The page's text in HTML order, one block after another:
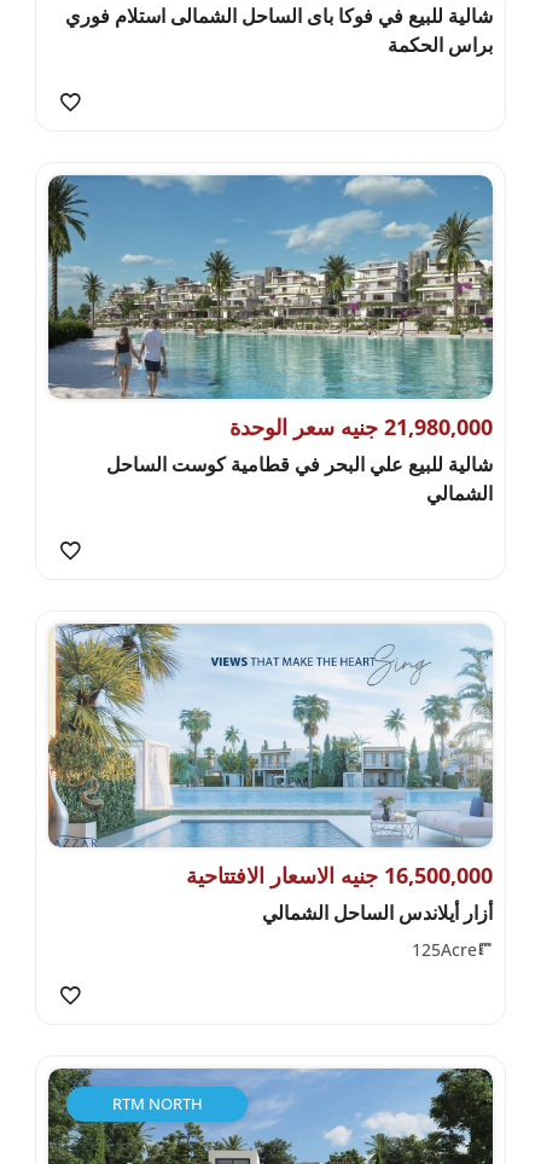
شالية للبيع في فوكا باى الساحل الشمالى استلام فوري
براس الحكمة
21,980,000 جنيه سعر الوحدة
شالية للبيع علي البحر في قطامية كوست الساحل
الشمالي
16,500,000 جنيه الاسعار الافتتاحية
أزار أيلاندس الساحل الشمالي
125Acre
RTM NORTH